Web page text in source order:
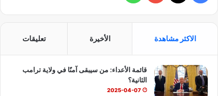
ي
و
ك
X
Y
T
u
ا
ا
ب
الاكثر مشاهدة الأخيرة تعليقات
قائمة الأعداء: من سيبقى آمنًا في ولاية ترامب
الثانية؟
2025-04-07